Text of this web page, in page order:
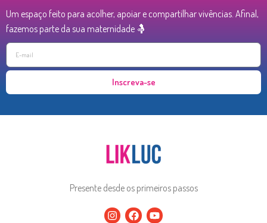
Um espaço feito para acolher, apoiar e compartilhar vivências. Afinal,
fazemos parte da sua maternidade 🤱
Inscreva-se
Presente desde os primeiros passos